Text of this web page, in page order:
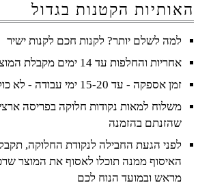
האותיות הקטנות בגדול
למה לשלם יותר? לקנות חכם לקנות ישיר
אחריות והחלפות עד 14 ימים מקבלת המוצר
זמן אספקה - עד 15-20 ימי עבודה - לא כולל שישי ושבת וחגים
משלוח למאות נקודות חלוקה בפריסה
שהזנתם בהזמנה
לפני הגעת החבילה לנקודת החלוקה,
האיסוף ממנה תוכלו לאסוף את המוצר
מראש ובמועד הנוח לכם